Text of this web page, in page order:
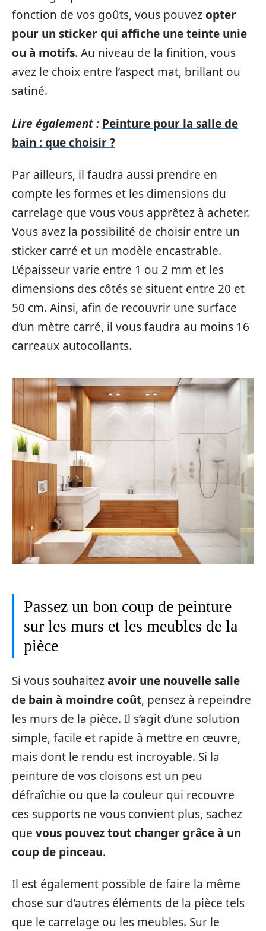
fonction de vos goûts, vous pouvezopter
pour un sticker qui affiche une teinte unie
ou à motifs. Au niveau de la finition, vous
avez le choix entre l’aspect mat, brillant ou
satiné.
Lire également : Peinture pour la salle de
bain : que choisir ?
Par ailleurs, il faudra aussi prendre en
compte les formes et les dimensions du
carrelage que vous vous apprêtez à acheter.
Vous avez la possibilité de choisir entre un
sticker carré et un modèle encastrable.
L’épaisseur varie entre 1 ou 2 mm et les
dimensions des côtés se situent entre 20 et
50 cm. Ainsi, afin de recouvrir une surface
d’un mètre carré, il vous faudra au moins 16
carreaux autocollants.
Passez un bon coup de peinture
sur les murs et les meubles de la
pièce
Si vous souhaitezavoir une nouvelle salle
de bain à moindre coût, pensez à repeindre
les murs de la pièce. Il s’agit d’une solution
simple, facile et rapide à mettre en œuvre,
mais dont le rendu est incroyable. Si la
peinture de vos cloisons est un peu
défraîchie ou que la couleur qui recouvre
ces supports ne vous convient plus, sachez
que vous pouvez tout changer grâce à un
coup de pinceau.
Il est également possible de faire la même
chose sur d’autres éléments de la pièce tels
que le carrelage ou les meubles. Sur le